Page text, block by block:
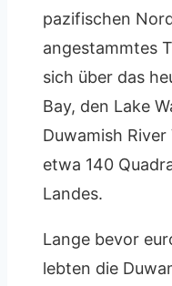
pazifischen
angestammtes
sich über das
Bay, den Lake
Duwamish River
etwa 140
Landes.
Lange bevor
lebten die